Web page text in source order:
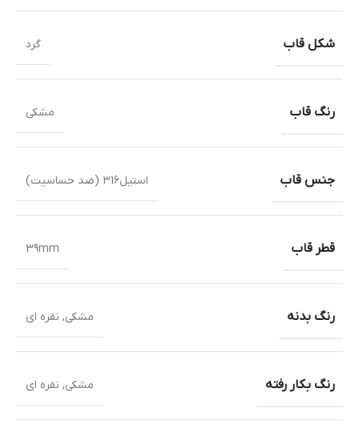
شکل قاب گرد
رنگ قاب مشکی
جنس قاب استیل316 (ضد حساسیت)
قطر قاب 39mm
رنگ بدنه مشکی, نقره ای
رنگ بکار رفته مشکی, نقره ای